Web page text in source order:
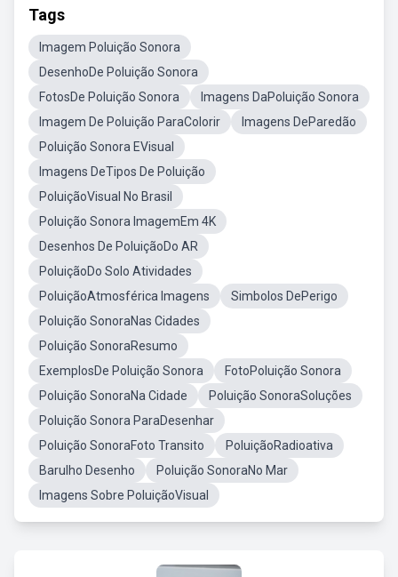
Tags
Imagem Poluição Sonora
DesenhoDe Poluição Sonora
FotosDe Poluição Sonora
Imagens DaPoluição Sonora
Imagem De Poluição ParaColorir
Imagens DeParedão
Poluição Sonora EVisual
Imagens DeTipos De Poluição
PoluiçãoVisual No Brasil
Poluição Sonora ImagemEm 4K
Desenhos De PoluiçãoDo AR
PoluiçãoDo Solo Atividades
PoluiçãoAtmosférica Imagens
Simbolos DePerigo
Poluição SonoraNas Cidades
Poluição SonoraResumo
ExemplosDe Poluição Sonora
FotoPoluição Sonora
Poluição SonoraNa Cidade
Poluição SonoraSoluções
Poluição Sonora ParaDesenhar
Poluição SonoraFoto Transito
PoluiçãoRadioativa
Barulho Desenho
Poluição SonoraNo Mar
Imagens Sobre PoluiçãoVisual